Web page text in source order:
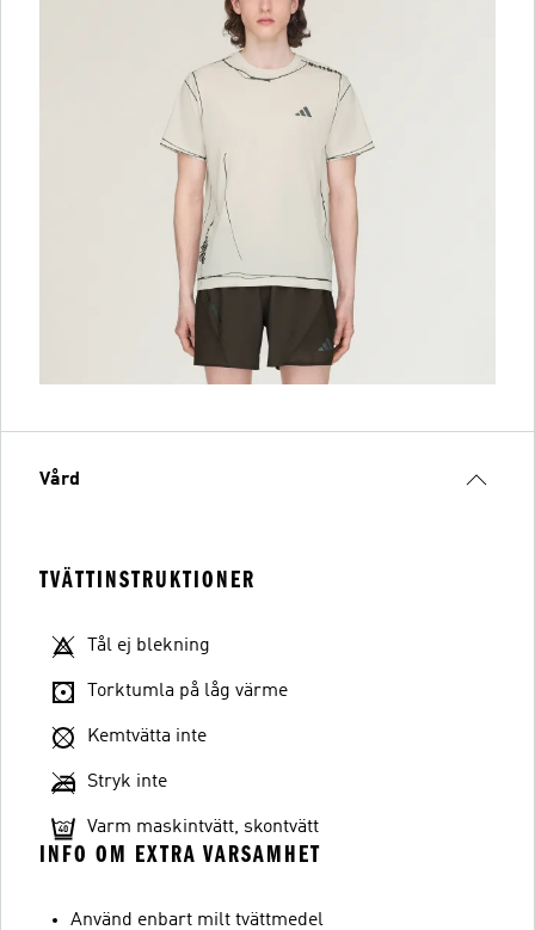
Vård
TVÄTTINSTRUKTIONER
Tål ej blekning
Torktumla på låg värme
Kemtvätta inte
Stryk inte
Varm maskintvätt, skontvätt
INFO OM EXTRA VARSAMHET
Använd enbart milt tvättmedel